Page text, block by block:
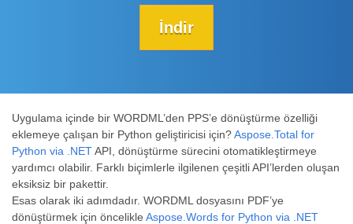
İndir
Uygulama içinde bir WORDML’den PPS’e dönüştürme özelliği
eklemeye çalışan bir Python geliştiricisi için?Aspose.Total for
Python via .NETAPI, dönüştürme sürecini otomatikleştirmeye
yardımcı olabilir. Farklı biçimlerle ilgilenen çeşitli API’lerden oluşan
eksiksiz bir pakettir.
Esas olarak iki adımdadır. WORDML dosyasını PDF’ye
dönüştürmek için öncelikle Aspose.Words for Python via .NET